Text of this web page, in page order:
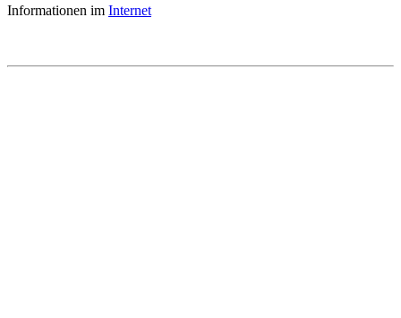
Informationen im Internet